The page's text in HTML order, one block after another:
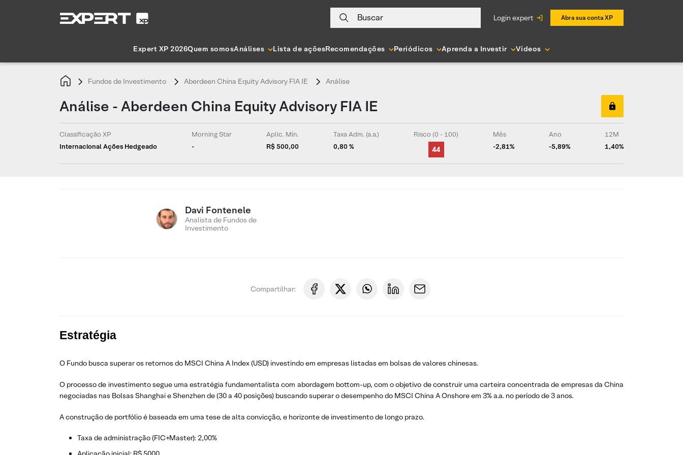
Buscar login expert Abra sua conta XP
Expert XP 2026Quem somosAnálises Lista de açõesRecomendações Periódicos Aprenda a Investir Vídeos
Fundos de Investimento Aberdeen China Equity Advisory FIA IE Análise
Análise - Aberdeen China Equity Advisory FIA IE
Classificação XP
Internacional Ações Hedgeado
Morning Star
-
Aplic. Mín.
R$ 500,00
Taxa Adm. (a.a.)
0,80 %
Risco (0 - 100)
44
Mês
-2,81%
Ano
-5,89%
12M
1,40%
Davi Fontenele
Analista de Fundos de
Investimento
Compartilhar:
Estratégia
O Fundo busca superar os retornos do MSCI China A Index (USD) investindo em empresas listadas em bolsas de valores chinesas.
O processo de investimento segue uma estratégia fundamentalista com abordagem bottom-up, com o objetivo de construir uma carteira concentrada de empresas da China
negociadas nas Bolsas Shanghai e Shenzhen de (30 a 40 posições) buscando superar o desempenho do MSCI China A Onshore em 3% a.a. no período de 3 anos.
A construção de portfólio é baseada em uma tese de alta convicção, e horizonte de investimento de longo prazo.
Taxa de administração (FIC+Master): 2,00%